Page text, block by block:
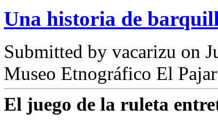
Una historia de
Submitted by vacarizu on
Museo Etnográfico El Pajar
El juego de la ruleta